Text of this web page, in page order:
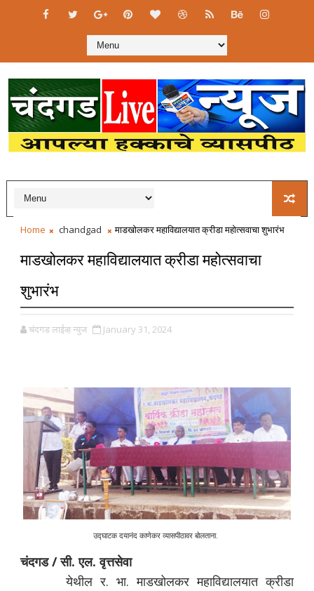
Home chandgad माडखोलकर महाविद्यालयात क्रीडा महोत्सवाचा शुभारंभ
माडखोलकर महाविद्यालयात क्रीडा महोत्सवाचा
शुभारंभ
चंदगड लाईव्ह न्युज January 31, 2024
उद्घाटक दयानंद काणेकर व्यासपीठावर बोलताना.
चंदगड / सी. एल. वृत्तसेवा
येथील र. भा. माडखोलकर महाविद्यालयात क्रीडा